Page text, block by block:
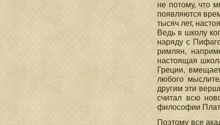
не потому, что
появляются
тысяч лет,
Ведь в школу
наряду с
римлян,
настоящая
Греции,
любого
другим эти
считал всю
философии
Поэтому все